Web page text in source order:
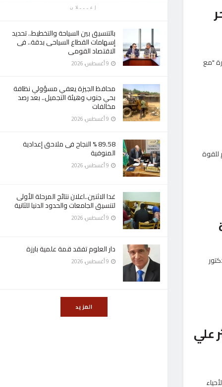
إعـــلان
بالتنسيق بين السياحة والتخطيط.. تحديد
إسهامات القطاع السياحى بدقة.. فى
الاقتصاد القومى
محافظ الجيزة يعفي مسؤولي نظافة
بحي جنوب وهيئة التجميل.. بعد رصد
مخالفات
89.58 % النجاح فى ملاحق إعدادية
المنوفية
غدا الاثنين..اعلان نتائج المرحلة الأولى
لتنسيق الجامعات والحدود الدنيا للثانية
دار العلوم تفقد قمة علمية بارزة
المزيد
"مع
في بطولة العالم للقوة
علي